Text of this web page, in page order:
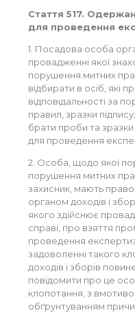
Стаття 517.
для проведення
1. Посадова особа
провадженні якої
порушення митних
відбирати в осіб, які
відповідальності за
правил, зразки
брати проби та зразки
для проведення
2. Особа, щодо якої
порушення митних
захисник, мають
органом доходів і
якого здійснює
справі, про взяття
проведення
задоволенні такого
доходів і зборів
повідомити про це
клопотання, з
обґрунтуванням